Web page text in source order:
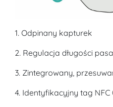
1. Odpinany kapturek
2. Regulacja długości
3. Zintegrowany,
4. Identyfikacyjny tag NFC